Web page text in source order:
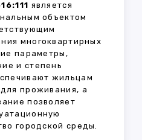
является
объектом
многоквартирных
параметры,
и степень
жильцам
проживания, а
позволяет
городской среды.